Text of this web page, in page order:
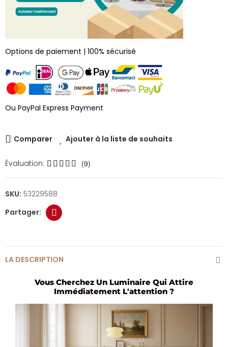
Options de paiement | 100% sécurisé
Ou PayPal Express Payment
Comparer Ajouter à la liste de souhaits
Évaluation: (9)
SKU: 53229588
LA DESCRIPTION
Vous Cherchez Un Luminaire Qui Attire
Immédiatement L'attention ?